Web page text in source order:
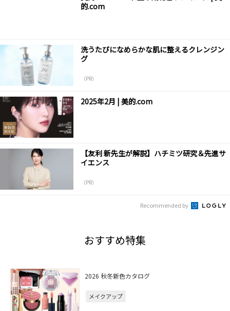
的.com
洗うたびになめらかな肌に整えるクレンジン
グ
（PR）
2025年2月 | 美的.com
【友利 新先生が解説】ハチミツ研究＆先進サ
イエンス
（PR）
Recommended by
おすすめ特集
2026 秋冬新色カタログ
メイクアップ